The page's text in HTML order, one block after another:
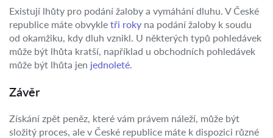
Existují lhůty pro podání žaloby a vymáhání dluhu. V České
republice máte obvykle tři roky na podání žaloby k soudu
od okamžiku, kdy dluh vznikl. U některých typů pohledávek
může být lhůta kratší, například u obchodních pohledávek
může být lhůta jen jednoleté
Závěr
Získání zpět peněz, které vám právem náleží, může být
složitý proces, ale v České republice máte k dispozici různé